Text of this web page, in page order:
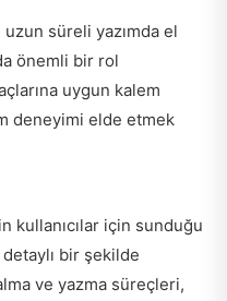
uzun süreli yazımda el
önemli bir rol
uygun kalem
deneyimi elde etmek
kullanıcılar için sunduğu
detaylı bir şekilde
ve yazma süreçleri,